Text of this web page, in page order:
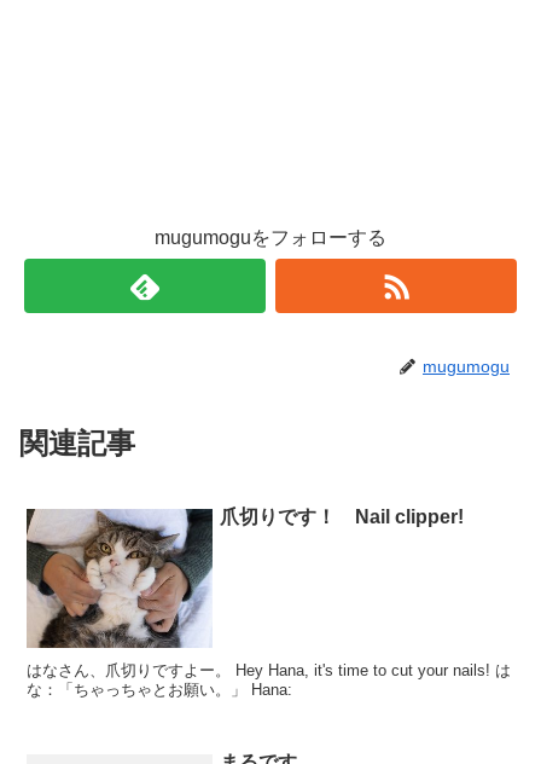
mugumoguをフォローする
mugumogu
関連記事
爪切りです！ Nail clipper!
はなさん、爪切りですよー。 Hey Hana, it's time to cut your nails! は
な：「ちゃっちゃとお願い。」 Hana: